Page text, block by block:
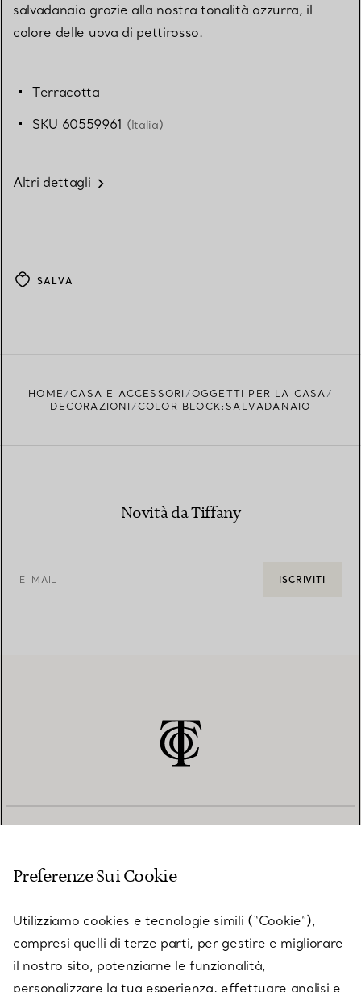
salvadanaio grazie alla nostra tonalità azzurra, il
colore delle uova di pettirosso.
Terracotta
SKU 60559961 (Italia)
Altri dettagli
SALVA
HOME CASA E ACCESSORI
OGGETTI PER LA CASA
DECORAZIONI
COLOR BLOCK:SALVADANAIO
Novità da Tiffany
E-MAIL ISCRIVITI
SU TIFFANY & CO.
Preferenze Sui Cookie
Utilizziamo cookies e tecnologie simili (“Cookie”),
compresi quelli di terze parti, per gestire e migliorare
il nostro sito, potenziarne le funzionalità,
personalizzare la tua esperienza, effettuare analisi e